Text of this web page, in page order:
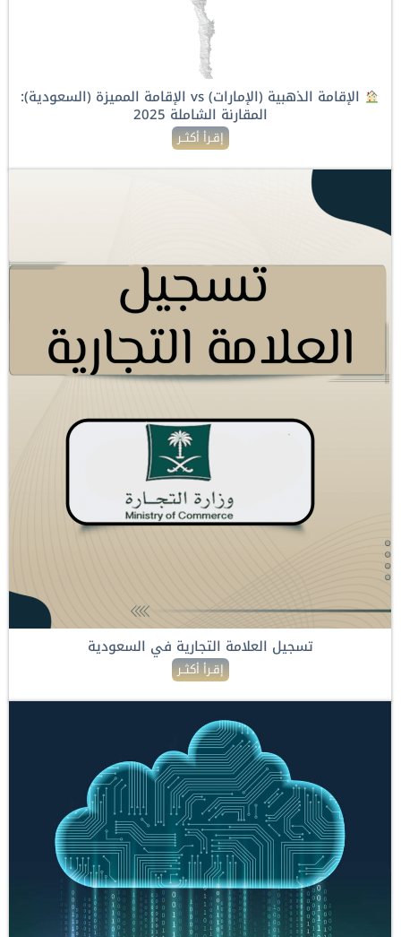
الإقامة الذهبية (الإمارات) vs الإقامة المميزة (السعودية):
المقارنة الشاملة 2025
إقـرأ أكثــر
تسجيل العلامة التجارية في السعودية
إقـرأ أكثــر